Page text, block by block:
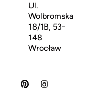
Ul.
Wolbromska
18/1B, 53-
148
Wrocław